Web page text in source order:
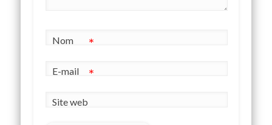
Nom *
E-mail *
Site web